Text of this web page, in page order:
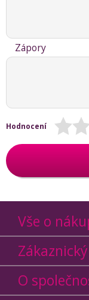
Zápory
Hodnocení
Vše o
O